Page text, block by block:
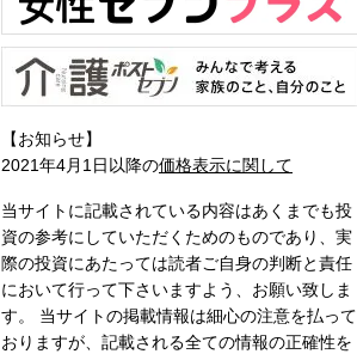
【お知らせ】
2021年4月1日以降の価格表示に関して
当サイトに記載されている内容はあくまでも投
資の参考にしていただくためのものであり、実
際の投資にあたっては読者ご自身の判断と責任
において行って下さいますよう、お願い致しま
す。 当サイトの掲載情報は細心の注意を払って
おりますが、記載される全ての情報の正確性を